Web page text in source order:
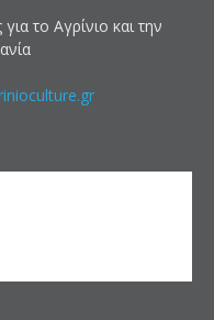
το Αγρίνιο και την